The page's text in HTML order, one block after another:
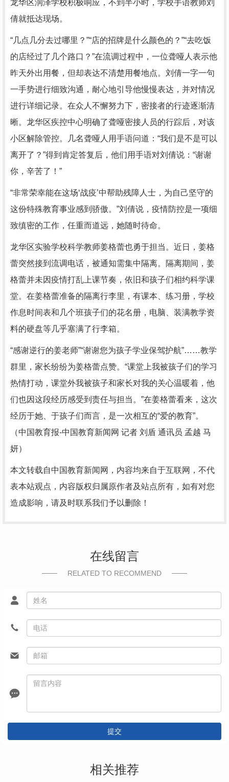
龙华区润泽学校积极响应，不到半小时，学校手语教师刘
倩就抵达现场。
“几点几分去过哪里？”“店的招牌是什么颜色的？”“去吃饭
的店经过了几个路口？”在流调过程中，一位聋哑人表示他
昨天外出用餐，但却表达不清楚用餐地点。刘倩一字一句
一手势进行细致沟通，耐心地引导他慢慢表达，并对情况
进行详细记录。在众人不懈努力下，密接者的行迹逐渐清
晰。龙华区疾控中心明确了聋哑密接人员的行踪后，对该
小区解除管控。几名聋哑人用手语问道：“我们是不是可以
离开了？”得到肯定答复后，他们用手语对刘倩说：“谢谢
你，辛苦了！”
“非常荣幸能在这场‘战疫’中帮助残障人士，为自己坚守的
这份特殊教育事业感到骄傲。”刘倩说，疫情防控是一项细
致缜密的工作，任重而道远，她随时待命。
龙华区实验学校科学教师姜格蕾也勇于担当。近日，姜格
蕾突然接到流调电话，被通知需集中隔离。隔离期间，姜
格蕾并未因疫情打乱上课节奏，依旧和孩子们相约科学课
堂。在姜格蕾准备的隔离行李里，有课本、练习册，学校
作息时间表和几个班孩子们的花名册，电脑、装满教学资
料的硬盘等几乎塞满了行李箱。
“感谢逆行的姜老师”“谢谢您为孩子学业保驾护航”……教学
群里，家长纷纷为姜格蕾点赞。“课堂上我被孩子们的学习
热情打动，课堂外我被孩子和家长对我的关心温暖着，他
们也因这段经历感受到责任与担当。”在姜格蕾看来，这次
经历于她、于孩子们而言，是一次相互的“爱的教育”。
（中国教育报-中国教育新闻网 记者 刘盾 通讯员 孟越 马
妍）
本文转载自中国教育新闻网，内容均来自于互联网，不代
表本站观点，内容版权归属原作者及站点所有，如有对您
造成影响，请及时联系我们予以删除！
在线留言
RELATED TO RECOMMEND
提交
相关推荐